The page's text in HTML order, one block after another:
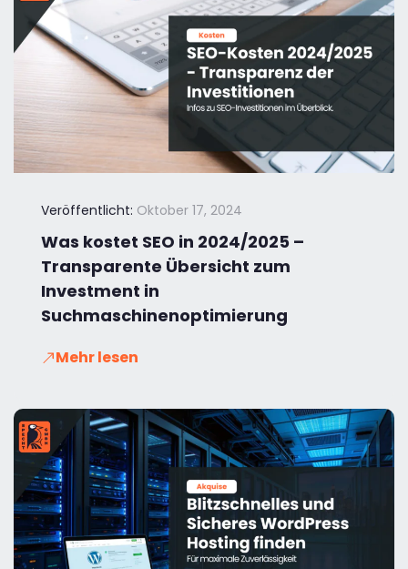
Veröffentlicht: Oktober 17, 2024
Was kostet SEO in 2024/2025 –
Transparente Übersicht zum
Investment in
Suchmaschinenoptimierung
Mehr lesen